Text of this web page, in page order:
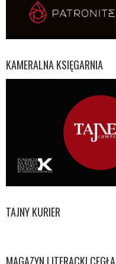
KAMERALNA KSIĘGARNIA
TAJNY KURIER